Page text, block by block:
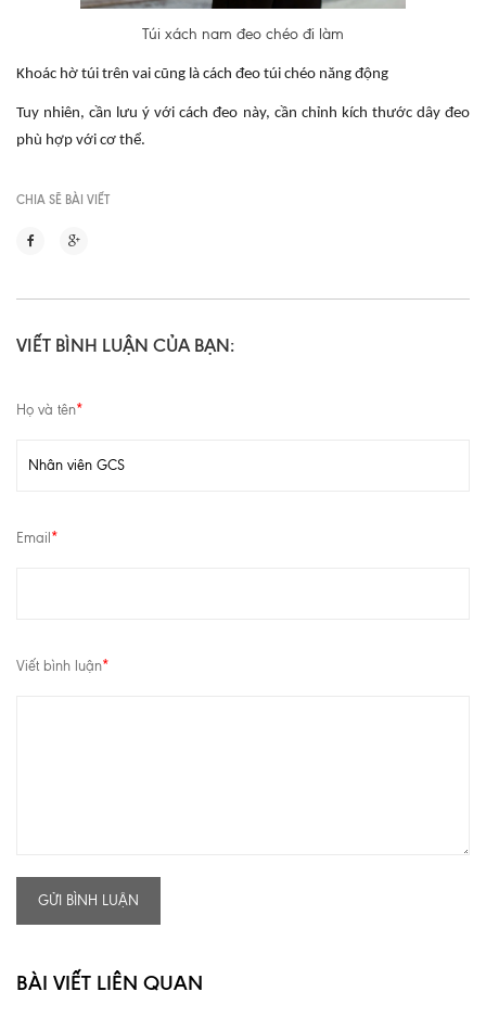
Túi xách nam đeo chéo đi làm
Khoác hờ túi trên vai cũng là cách đeo túi chéo năng động
Tuy nhiên, cần lưu ý với cách đeo này, cần chỉnh kích thước dây đeo
phù hợp với cơ thể.
CHIA SẼ BÀI VIẾT
VIẾT BÌNH LUẬN CỦA BẠN:
Họ và tên*
Email *
Viết bình luận*
GỬI BÌNH LUẬN
BÀI VIẾT LIÊN QUAN